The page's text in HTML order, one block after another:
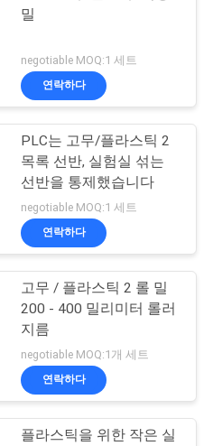
밀
negotiable MOQ:1 세트
연락하다
PLC는 고무/플라스틱 2
목록 선반, 실험실 섞는
선반을 통제했습니다
negotiable MOQ:1 세트
연락하다
고무 / 플라스틱 2 롤 밀
200 - 400 밀리미터 롤러
지름
negotiable MOQ:1개 세트
연락하다
플라스틱을 위한 작은 실